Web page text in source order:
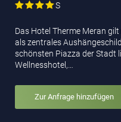
S
Das Hotel Therme Meran
als zentrales
schönsten Piazza der Stadt
Wellnesshotel,…
Zur Anfrage hinzufügen